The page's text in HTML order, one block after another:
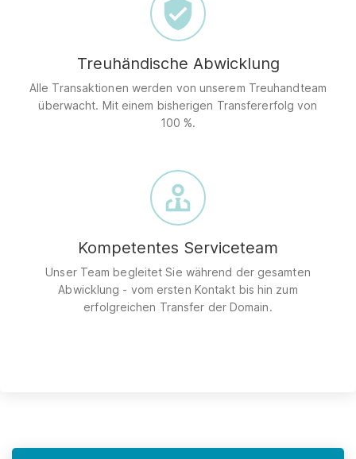
Treuhändische Abwicklung
Alle Transaktionen werden von unserem Treuhandteam
überwacht. Mit einem bisherigen Transfererfolg von
100 %.
Kompetentes Serviceteam
Unser Team begleitet Sie während der gesamten
Abwicklung - vom ersten Kontakt bis hin zum
erfolgreichen Transfer der Domain.